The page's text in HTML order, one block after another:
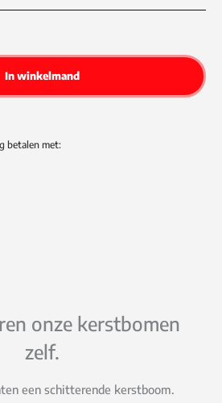
In winkelmand
betalen met:
onze kerstbomen
zelf.
een schitterende kerstboom.